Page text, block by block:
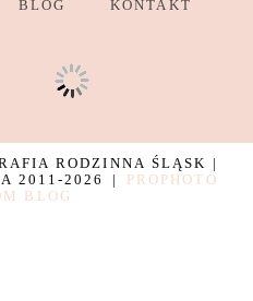
BLOG KONTAKT
RODZINNA ŚLĄSK |
2011-2026
|
PROPHOTO
BLOG